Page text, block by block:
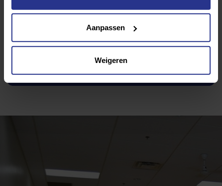
Aanpassen
Weigeren
Wijziging voorstellen voor deze club? Klik hier
Ik wil graag een proefles
Ik wil graag meer informatie